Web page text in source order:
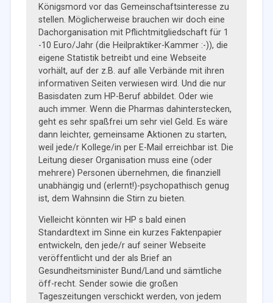
Königsmord vor das Gemeinschaftsinteresse zu
stellen. Möglicherweise brauchen wir doch eine
Dachorganisation mit Pflichtmitgliedschaft für 1
-10 Euro/Jahr (die Heilpraktiker-Kammer :-)), die
eigene Statistik betreibt und eine Webseite
vorhält, auf der z.B. auf alle Verbände mit ihren
informativen Seiten verwiesen wird. Und die nur
Basisdaten zum HP-Beruf abbildet. Oder wie
auch immer. Wenn die Pharmas dahinterstecken,
geht es sehr spaßfrei um sehr viel Geld. Es wäre
dann leichter, gemeinsame Aktionen zu starten,
weil jede/r Kollege/in per E-Mail erreichbar ist. Die
Leitung dieser Organisation muss eine (oder
mehrere) Personen übernehmen, die finanziell
unabhängig und (erlernt!)-psychopathisch genug
ist, dem Wahnsinn die Stirn zu bieten.
Vielleicht könnten wir HP s bald einen
Standardtext im Sinne ein kurzes Faktenpapier
entwickeln, den jede/r auf seiner Webseite
veröffentlicht und der als Brief an
Gesundheitsminister Bund/Land und sämtliche
öff-recht. Sender sowie die großen
Tageszeitungen verschickt werden, von jedem